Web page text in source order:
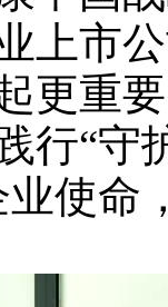
上市
更重
行“守
使命